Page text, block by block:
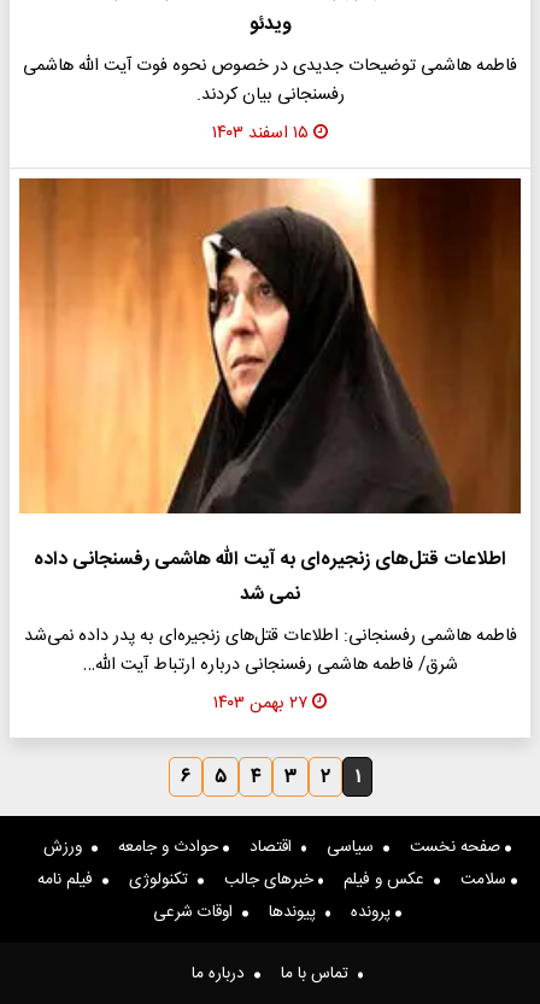
ویدئو
فاطمه هاشمی توضیحات جدیدی در خصوص نحوه فوت آیت الله هاشمی
رفسنجانی بیان کردند.
۱۵ اسفند ۱۴۰۳
اطلاعات قتل‌های زنجیره‌ای به آیت الله هاشمی رفسنجانی داده
نمی شد
فاطمه هاشمی رفسنجانی: اطلاعات قتل‌های زنجیره‌ای به پدر داده نمی‌شد
شرق/ فاطمه هاشمی رفسنجانی درباره ارتباط آیت الله…
۲۷ بهمن ۱۴۰۳
۱ ۲ ۳ ۴ ۵ ۶
صفحه نخست سیاسی اقتصاد حوادث و جامعه
ورزش
سلامت
عکس و فیلم خبرهای جالب تکنولوژی
فیلم نامه
پرونده
پیوندها اوقات شرعی
تماس با ما درباره ما